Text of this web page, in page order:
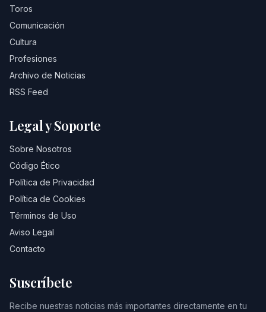
Toros
Comunicación
Cultura
Profesiones
Archivo de Noticias
RSS Feed
Legal y Soporte
Sobre Nosotros
Código Ético
Política de Privacidad
Política de Cookies
Términos de Uso
Aviso Legal
Contacto
Suscríbete
Recibe nuestras noticias más importantes directamente en tu